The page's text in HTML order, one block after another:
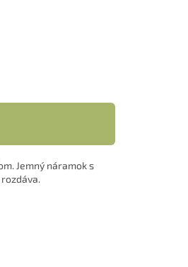
Jemný náramok s